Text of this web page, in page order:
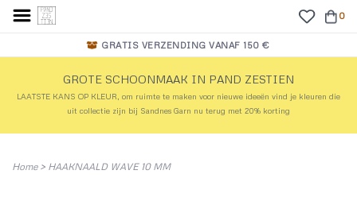
0
GRATIS VERZENDING VANAF 150 €
GROTE SCHOONMAAK IN PAND ZESTIEN
LAATSTE KANS OP KLEUR, om ruimte te maken voor nieuwe ideeën vind je kleuren die
uit collectie zijn bij Sandnes Garn nu terug met 20% korting
Home> HAAKNAALD WAVE 10 MM